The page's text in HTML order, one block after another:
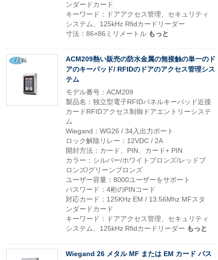
ンダードカード
キーワード：ドアアクセス管理、セキュリティ
システム、125kHz Rfidカードリーダー
寸法：86×86ミリメートル もっと
ACM209熱い販売の防水金属の無接触の単一のド
アのキーパッド/ RFIDのドアのアクセス管理シス
テム
モデル番号：ACM209
製品名：独立型電子RFIDパネルキーパッド近接
カードRFIDアクセス制御ドアエントリーシステ
ム
Wiegand：WG26 / 34入出力ポート
ロック解除リレー：12VDC / 2A
開封方法：カード、PIN、カード+ PIN
カラー：シルバー/ホワイトブロンズ/レッドブ
ロンズ/グリーンブロンズ
ユーザー容量：8000ユーザーをサポート
パスワード：4桁のPINコード
対応カード：125KHz EM / 13.56Mhz MFスタ
ンダードカード
キーワード：ドアアクセス管理、セキュリティ
システム、125kHz Rfidカードリーダー もっと
Wiegand 26 メタル MF または EM カード パス